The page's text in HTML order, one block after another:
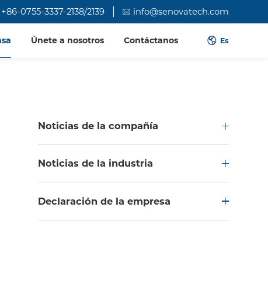
+86-0755-3337-2138/2139 info@senovatech.com
Únete a nosotros Contáctanos Es
Noticias de la compañía
Noticias de la industria
Declaración de la empresa